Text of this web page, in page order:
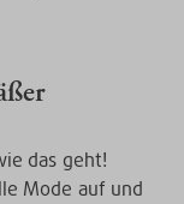
das geht!
Mode auf und